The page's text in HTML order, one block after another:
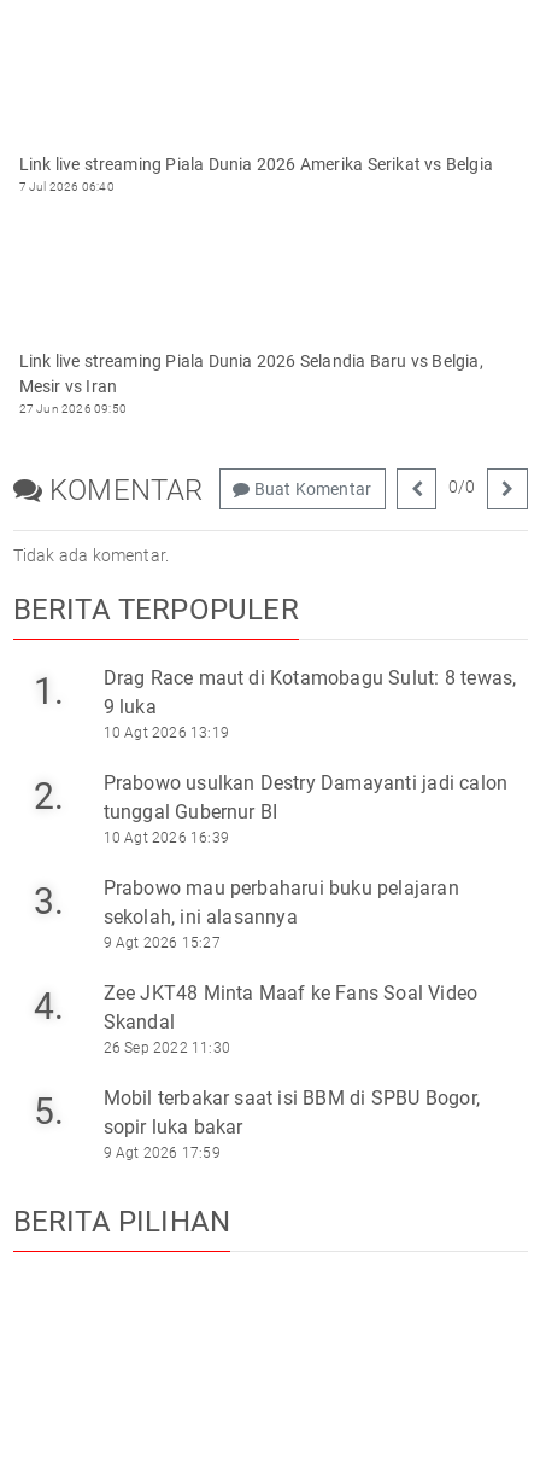
Link live streaming Piala Dunia 2026 Amerika Serikat vs Belgia
7 Jul 2026 06:40
Link live streaming Piala Dunia 2026 Selandia Baru vs Belgia,
Mesir vs Iran
27 Jun 2026 09:50
KOMENTAR Buat Komentar 0/0
Tidak ada komentar.
BERITA TERPOPULER
1.
Drag Race maut di Kotamobagu Sulut: 8 tewas,
9 luka
10 Agt 2026 13:19
2.
Prabowo usulkan Destry Damayanti jadi calon
tunggal Gubernur BI
10 Agt 2026 16:39
3.
Prabowo mau perbaharui buku pelajaran
sekolah, ini alasannya
9 Agt 2026 15:27
4.
Zee JKT48 Minta Maaf ke Fans Soal Video
Skandal
26 Sep 2022 11:30
5.
Mobil terbakar saat isi BBM di SPBU Bogor,
sopir luka bakar
9 Agt 2026 17:59
BERITA PILIHAN